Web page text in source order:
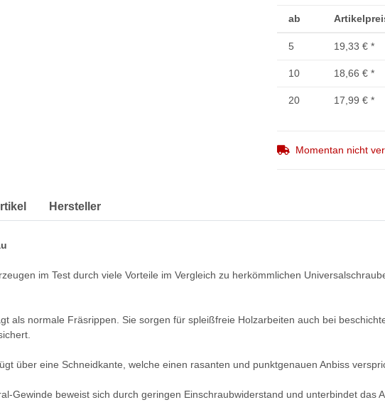
ab
5 19,33 € *
10 18,66 € *
20 17,99 € *
Momentan nicht
Hersteller
im Test durch viele Vorteile im Vergleich zu herkömmlichen
als normale Fräsrippen. Sie sorgen für spleißfreie Holzarbeiten auch bei
über eine Schneidkante, welche einen rasanten und punktgenauen Anbiss
Gewinde beweist sich durch geringen Einschraubwiderstand und unterbindet das